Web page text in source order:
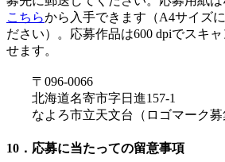
こちらから入手できます（A4サイズ
ださい）。応募作品は600 dpiでスキ
せます。
〒096-0066
北海道名寄市字日進157-1
なよろ市立天文台（ロゴマーク募
10．応募に当たっての留意事項